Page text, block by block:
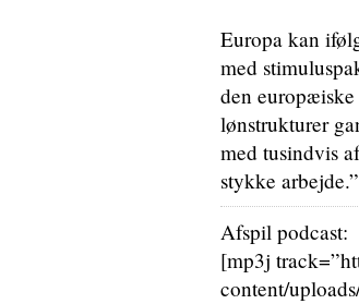
Europa kan
med
den
lønstrukturer
med tusindvis
stykke arbejde.”
Afspil podcast:
[mp3j
content/